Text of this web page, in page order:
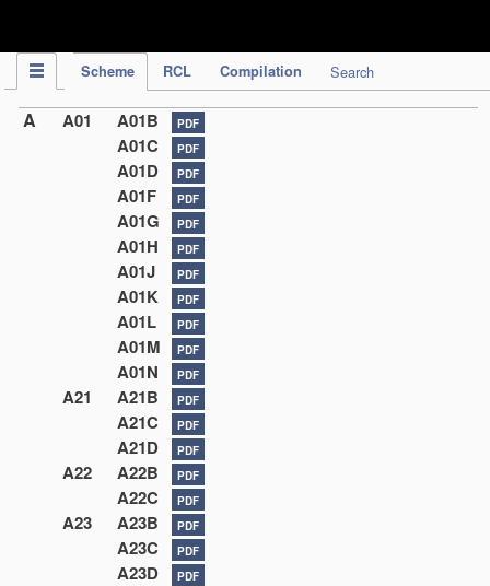
Scheme RCL Compilation Search
A A01 A01B PDF
A01C PDF
A01D PDF
A01F PDF
A01G PDF
A01H PDF
A01J PDF
A01K PDF
A01L PDF
A01M PDF
A01N PDF
A21 A21B PDF
A21C PDF
A21D PDF
A22 A22B PDF
A22C PDF
A23 A23B PDF
A23C PDF
A23D PDF